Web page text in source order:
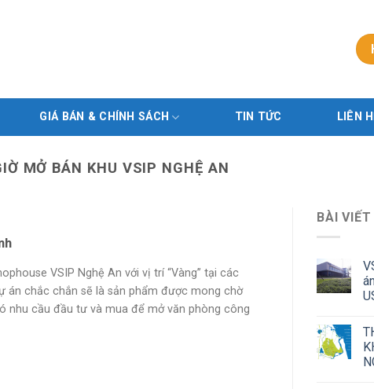
GIÁ BÁN & CHÍNH SÁCH TIN TỨC LIÊN
MỞ BÁN KHU VSIP NGHỆ AN
VSIP Nghệ An với vị trí “Vàng” tại các
án chắc chắn sẽ là sản phẩm được mong chờ
nhu cầu đầu tư và mua để mở văn phòng công
BÀI